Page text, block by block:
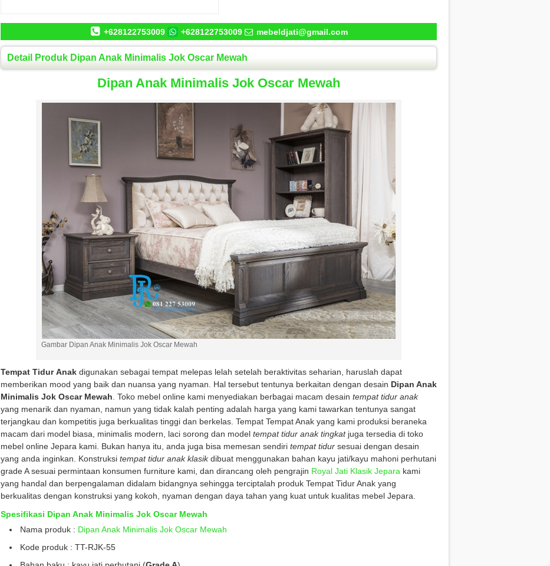
+628122753009 +628122753009 mebeldjati@gmail.com
Detail Produk Dipan Anak Minimalis Jok Oscar Mewah
Dipan Anak Minimalis Jok Oscar Mewah
Gambar Dipan Anak Minimalis Jok Oscar Mewah
Tempat Tidur Anak digunakan sebagai tempat melepas lelah setelah beraktivitas seharian, haruslah dapat
memberikan mood yang baik dan nuansa yang nyaman. Hal tersebut tentunya berkaitan dengan desain Dipan Anak
Minimalis Jok Oscar Mewah . Toko mebel online kami menyediakan berbagai macam desain tempat tidur anak
yang menarik dan nyaman, namun yang tidak kalah penting adalah harga yang kami tawarkan tentunya sangat
terjangkau dan kompetitis juga berkualitas tinggi dan berkelas. Tempat Tempat Anak yang kami produksi beraneka
macam dari model biasa, minimalis modern, laci sorong dan model tempat tidur anak tingkatjuga tersedia di toko
mebel online Jepara kami. Bukan hanya itu, anda juga bisa memesan sendiri tempat tidur sesuai dengan desain
yang anda inginkan. Konstruksi tempat tidur anak klasikdibuat menggunakan bahan kayu jati/kayu mahoni perhutani
grade A sesuai permintaan konsumen furniture kami, dan dirancang oleh pengrajin Royal Jati Klasik Jepara kami
yang handal dan berpengalaman didalam bidangnya sehingga terciptalah produk Tempat Tidur Anak yang
berkualitas dengan konstruksi yang kokoh, nyaman dengan daya tahan yang kuat untuk kualitas mebel Jepara.
Spesifikasi Dipan Anak Minimalis Jok Oscar Mewah
Nama produk : Dipan Anak Minimalis Jok Oscar Mewah
Kode produk : TT-RJK-55